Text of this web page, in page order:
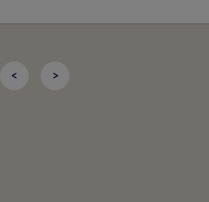
< >